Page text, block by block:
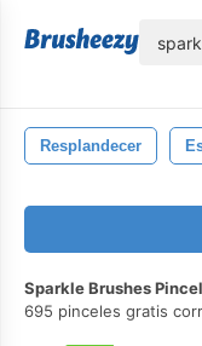
Resplandecer
Sparkle Brushes
695 pinceles gratis